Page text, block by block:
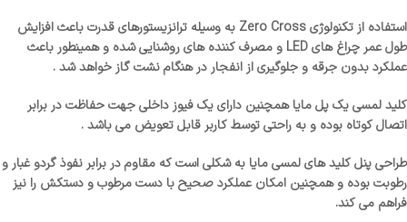
استفاده از تکنولوژی Zero Cross به وسیله ترانزیستورهای قدرت باعث افزایش
طول عمر چراغ های LED و مصرف کننده های روشنایی شده و همینطور باعث
عملکرد بدون جرقه و جلوگیری از انفجار در هنگام نشت گاز خواهد شد .
کلید لمسی یک پل مایا همچنین دارای یک فیوز داخلی جهت حفاظت در برابر
اتصال کوتاه بوده و به راحتی توسط کاربر قابل تعویض می باشد .
طراحی پنل کلید های لمسی مایا به شکلی است که مقاوم در برابر نفوذ گردو غبار و
رطوبت بوده و همچنین امکان عملکرد صحیح با دست مرطوب و دستکش را نیز
فراهم می کند.